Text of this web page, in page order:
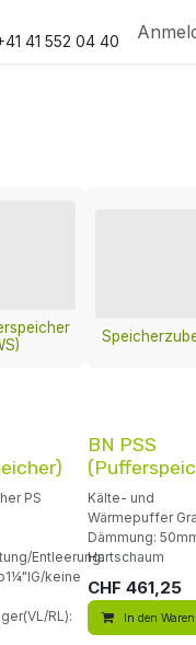
41 552 04 40
PS
Entleerung:
keine
RL):
BN PSS
Kälte- und
Wärmepuffer
Dämmung:
Hartschaum
CHF 461,25
In den